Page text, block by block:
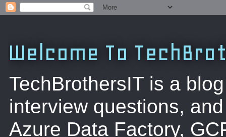
Welcome To
TechBrothersIT is a
interview questions,
Azure Data Factory,